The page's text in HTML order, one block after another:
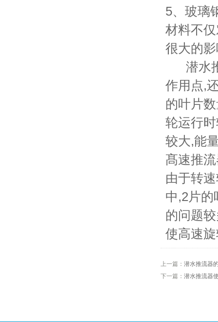
5、玻璃
材料不
很大的
潜水推
作用点,
的叶片
轮运行
较大,能
髙速推
由于转
中,2片的
的问题
使高速
上一篇： 潜水推流器
下一篇： 潜水推流器